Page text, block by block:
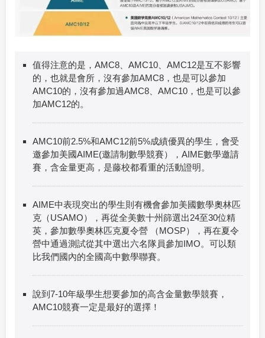
值得注意的是，AMC8、AMC10、AMC12是互不影響
的，也就是會所，沒有參加AMC8，也是可以參加
AMC10的，沒有參加過AMC8、AMC10，也是可以參
加AMC12的。
AMC10前2.5%和AMC12前5%成績優異的學生，會受
邀參加美國AIME(邀請制數學競賽），AIME數學邀請
賽，含金量更高，是藤校都看重的活動證明。
AIME中表現突出的學生則有機會參加美國數學奧林匹
克（USAMO），再從全美數十州篩選出24至30位精
英，參加數學奧林匹克夏令營 （MOSP），再在夏令
營中通過測試從其中選出六名隊員參加IMO。可以類
比我們國內的全國高中數學聯賽。
說到7-10年級學生想要參加的高含金量數學競賽，
AMC10競賽一定是最好的選擇！